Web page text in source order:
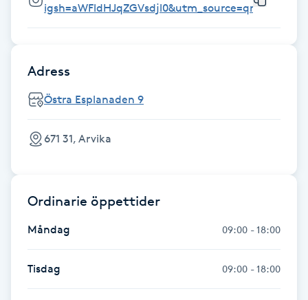
Gel naglar
Gelenaglar
Gellack med förstärkning
Gravidyoga
Gruppträning
Gua Sha-massage
igsh=aWFldHJqZGVsdjl0&utm_source=qr
Adress
Östra Esplanaden 9
671 31, Arvika
Ordinarie öppettider
Måndag 09:00 - 18:00
Tisdag 09:00 - 18:00